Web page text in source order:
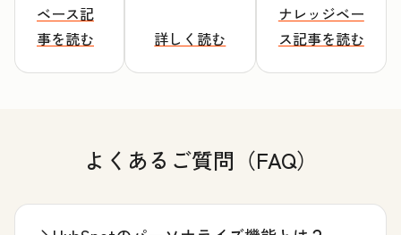
ベース記
事を読む
詳しく読む
ナレッジベー
ス記事を読む
よくあるご質問（FAQ）